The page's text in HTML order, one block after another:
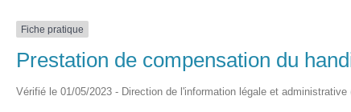
Fiche pratique
Prestation de compensation du
Vérifié le 01/05/2023 - Direction de l'information légale et administrative